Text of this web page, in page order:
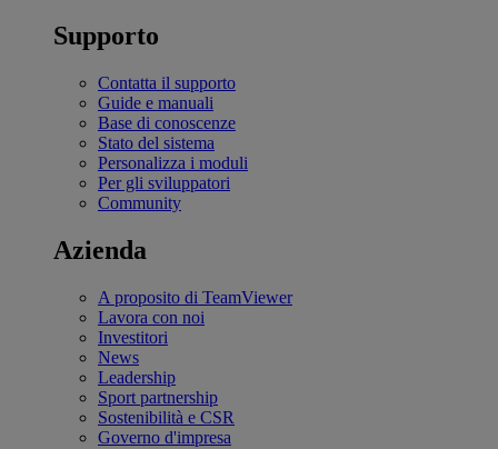
Supporto
Contatta il supporto
Guide e manuali
Base di conoscenze
Stato del sistema
Personalizza i moduli
Per gli sviluppatori
Community
Azienda
A proposito di TeamViewer
Lavora con noi
Investitori
News
Leadership
Sport partnership
Sostenibilità e CSR
Governo d'impresa